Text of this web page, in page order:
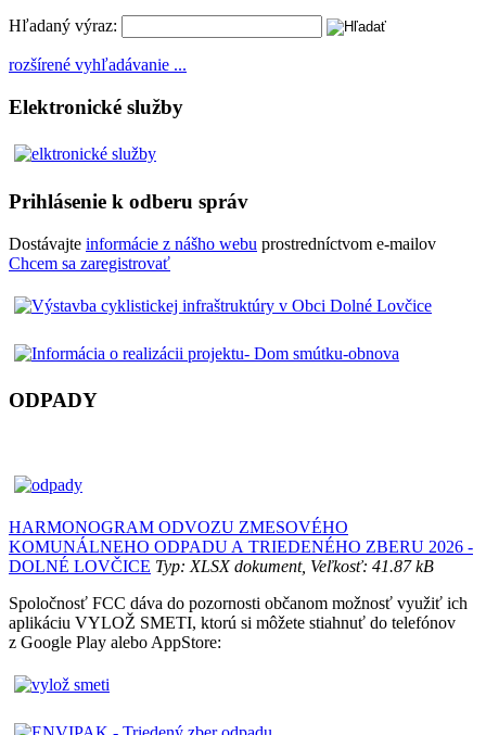
Hľadaný výraz:
rozšírené vyhľadávanie ...
Elektronické služby
Prihlásenie k odberu správ
Dostávajte informácie z nášho webu prostredníctvom e-mailov
Chcem sa zaregistrovať
ODPADY
HARMONOGRAM ODVOZU ZMESOVÉHO
KOMUNÁLNEHO ODPADU A TRIEDENÉHO ZBERU 2026 -
DOLNÉ LOVČICE Typ: XLSX dokument, Veľkosť: 41.87 kB
Spoločnosť FCC dáva do pozornosti občanom možnosť využiť ich
aplikáciu VYLOŽ SMETI, ktorú si môžete stiahnuť do telefónov
z Google Play alebo AppStore: